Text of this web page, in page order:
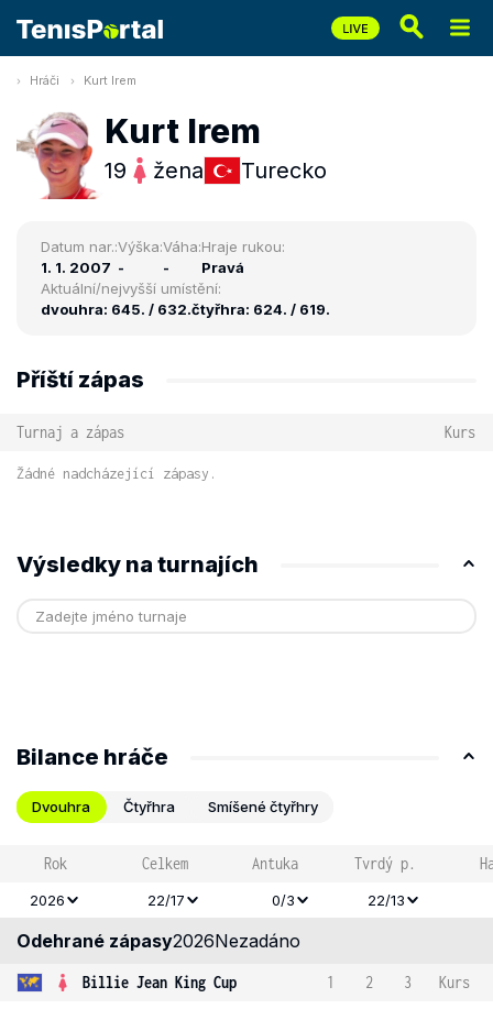
Hráči Kurt Irem
Kurt Irem
19 žena Turecko
Datum nar.:
1. 1. 2007
Výška:
-
Váha:
-
Hraje rukou:
Pravá
Aktuální/nejvyšší umístění:
dvouhra: 645. / 632.čtyřhra: 624. / 619.
Příští zápas
Turnaj a zápas Kurs
Žádné nadcházející zápasy.
Výsledky na turnajích
Bilance hráče
Dvouhra Čtyřhra Smíšené čtyřhry
Rok Celkem Antuka Tvrdý p.
2026 22/17 0/3 22/13
Odehrané zápasy2026Nezadáno
Billie Jean King Cup 1 2 3
Kurs